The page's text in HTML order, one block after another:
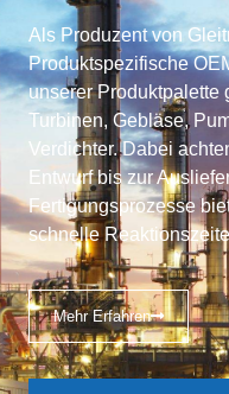
Als Produzent von
Produktspezifische
unserer Produktpalette
Turbinen, Gebläse,
Verdichter. Dabei
Entwurf bis zur
Fertigungsprozesse
schnelle
Mehr Erfahren